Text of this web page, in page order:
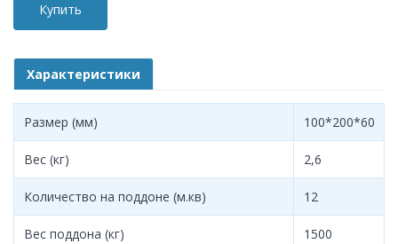
Купить
Характеристики
Размер (мм) 100*200*60
Вес (кг) 2,6
Количество на поддоне (м.кв) 12
Вес поддона (кг) 1500